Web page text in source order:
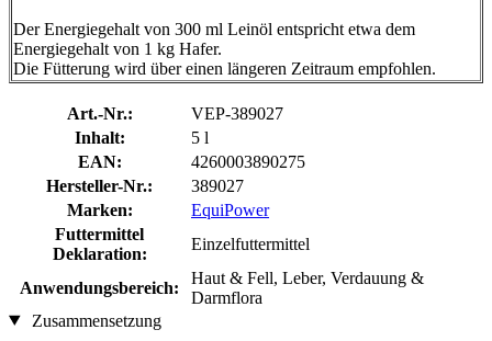
Der Energiegehalt von 300 ml Leinöl entspricht etwa dem
Energiegehalt von 1 kg Hafer.
Die Fütterung wird über einen längeren Zeitraum empfohlen.
Art.-Nr.:
VEP-389027
Inhalt:
5 l
EAN:
4260003890275
Hersteller-Nr.:
389027
Marken:
EquiPower
Futtermittel
Deklaration:
Einzelfuttermittel
Anwendungsbereich:
Haut & Fell, Leber, Verdauung &
Darmflora
Zusammensetzung